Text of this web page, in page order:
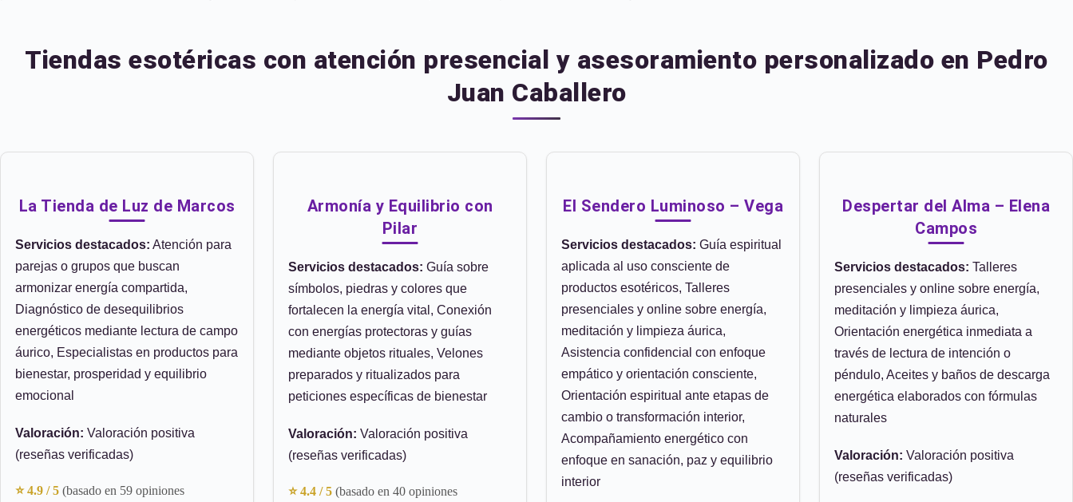
Tiendas esotéricas con atención presencial y asesoramiento personalizado en Pedro
Juan Caballero
La Tienda de Luz de Marcos
Servicios destacados: Atención para
parejas o grupos que buscan
armonizar energía compartida,
Diagnóstico de desequilibrios
energéticos mediante lectura de campo
áurico, Especialistas en productos para
bienestar, prosperidad y equilibrio
emocional
Valoración: Valoración positiva
(reseñas verificadas)
⭐ 4.9 / 5 (basado en 59 opiniones
Armonía y Equilibrio con
Pilar
Servicios destacados: Guía sobre
símbolos, piedras y colores que
fortalecen la energía vital, Conexión
con energías protectoras y guías
mediante objetos rituales, Velones
preparados y ritualizados para
peticiones específicas de bienestar
Valoración: Valoración positiva
(reseñas verificadas)
⭐ 4.4 / 5 (basado en 40 opiniones
El Sendero Luminoso – Vega
Servicios destacados: Guía espiritual
aplicada al uso consciente de
productos esotéricos, Talleres
presenciales y online sobre energía,
meditación y limpieza áurica,
Asistencia confidencial con enfoque
empático y orientación consciente,
Orientación espiritual ante etapas de
cambio o transformación interior,
Acompañamiento energético con
enfoque en sanación, paz y equilibrio
interior
Despertar del Alma – Elena
Campos
Servicios destacados: Talleres
presenciales y online sobre energía,
meditación y limpieza áurica,
Orientación energética inmediata a
través de lectura de intención o
péndulo, Aceites y baños de descarga
energética elaborados con fórmulas
naturales
Valoración: Valoración positiva
(reseñas verificadas)